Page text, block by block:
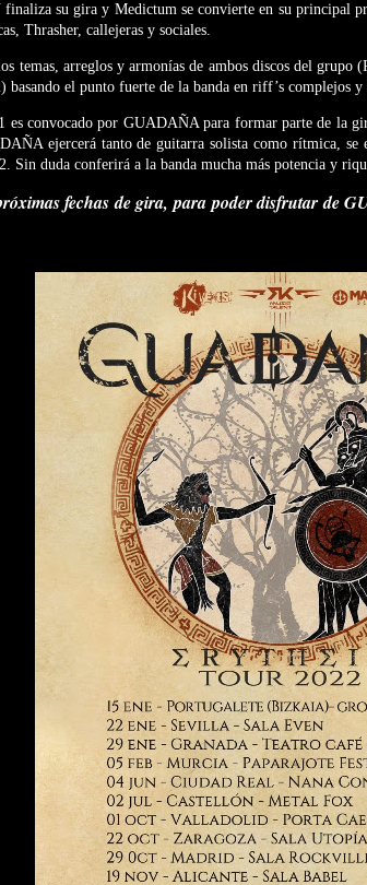
finaliza su gira y Medictum se convierte en su principal
Thrasher, callejeras y sociales.
temas, arreglos y armonías de ambos discos del grupo
basando el punto fuerte de la banda en riff’s complejos
es convocado por GUADAÑA para formar parte de la
ejercerá tanto de guitarra solista como rítmica, se
Sin duda conferirá a la banda mucha más potencia y
fechas de gira, para poder disfrutar de